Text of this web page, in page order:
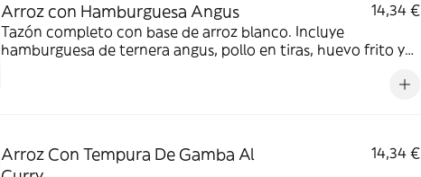
Arroz con Hamburguesa Angus
14,34 €
Tazón completo con base de arroz blanco. Incluye
hamburguesa de ternera angus, pollo en tiras, huevo frito y
Aderezado con mostaza de grano entero y salsa cremosa de
Arroz Con Tempura De Gamba Al
14,34 €